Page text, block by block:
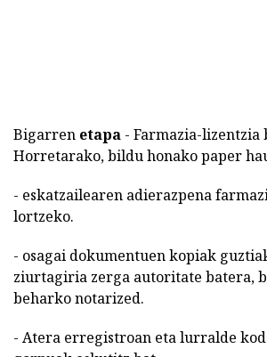
Bigarren etapa - Farmazia-lizentzia
Horretarako, bildu honako paper
- eskatzailearen adierazpena
lortzeko.
- osagai dokumentuen kopiak
ziurtagiria zerga autoritate batera,
beharko notarized.
- Atera erregistroan eta lurralde